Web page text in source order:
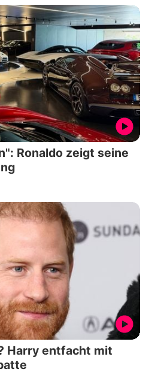
Ronaldo zeigt seine
Harry entfacht mit